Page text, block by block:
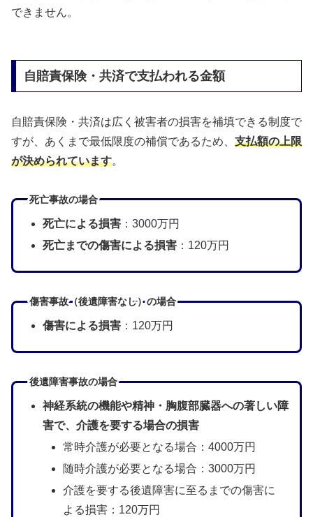
できません。
自賠責保険・共済で支払われる金額
自賠責保険・共済は広く被害者の損害を補填できる制度で
すが、あくまで最低限度の補償であるため、 支払額の上限
が決められています。
死亡事故の場合
死亡による損害：3000万円
死亡までの傷害による損害：120万円
傷害事故（後遺障害なし）の場合
傷害による損害：120万円
後遺障害事故の場合
神経系統の機能や精神・胸腹部臓器への著しい障
害で、介護を要する場合の損害
常時介護が必要となる場合：4000万円
随時介護が必要となる場合：3000万円
介護を要する後遺障害に至るまでの傷害に
よる損害：120万円